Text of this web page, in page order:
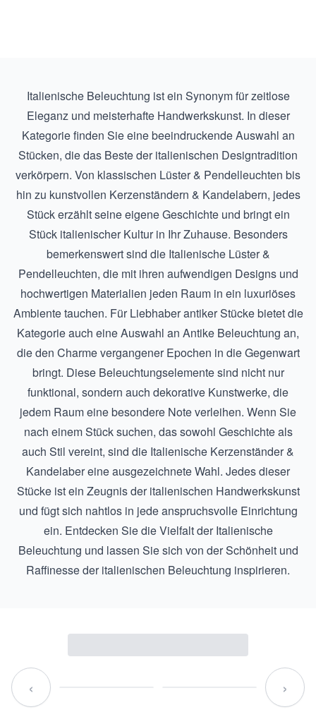
Italienische Beleuchtung ist ein Synonym für zeitlose
Eleganz und meisterhafte Handwerkskunst. In dieser
Kategorie finden Sie eine beeindruckende Auswahl an
Stücken, die das Beste der italienischen Designtradition
verkörpern. Von klassischen Lüster & Pendelleuchten bis
hin zu kunstvollen Kerzenständern & Kandelabern, jedes
Stück erzählt seine eigene Geschichte und bringt ein
Stück italienischer Kultur in Ihr Zuhause. Besonders
bemerkenswert sind die Italienische Lüster &
Pendelleuchten, die mit ihren aufwendigen Designs und
hochwertigen Materialien jeden Raum in ein luxuriöses
Ambiente tauchen. Für Liebhaber antiker Stücke bietet die
Kategorie auch eine Auswahl an Antike Beleuchtung an,
die den Charme vergangener Epochen in die Gegenwart
bringt. Diese Beleuchtungselemente sind nicht nur
funktional, sondern auch dekorative Kunstwerke, die
jedem Raum eine besondere Note verleihen. Wenn Sie
nach einem Stück suchen, das sowohl Geschichte als
auch Stil vereint, sind die Italienische Kerzenständer &
Kandelabereine ausgezeichnete Wahl. Jedes dieser
Stücke ist ein Zeugnis der italienischen Handwerkskunst
und fügt sich nahtlos in jede anspruchsvolle Einrichtung
ein. Entdecken Sie die Vielfalt derItalienische
Beleuchtung und lassen Sie sich von der Schönheit und
Raffinesse der italienischen Beleuchtung inspirieren.
‹ ›